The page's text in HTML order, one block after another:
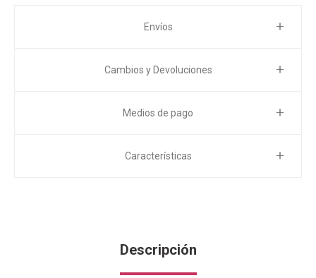
Envíos
Cambios y Devoluciones
Medios de pago
Características
Descripción